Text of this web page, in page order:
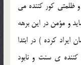
ظلمتي كور كننده مي
و مؤمن در اين برهه
به عثمان ايراد كرده ) در ابتدا
ی سنت و نابود